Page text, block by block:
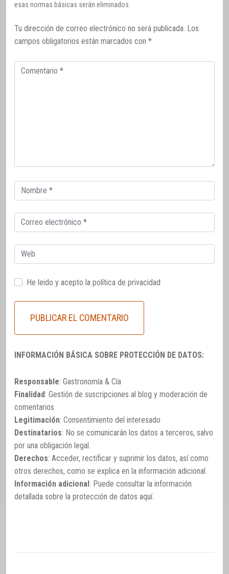
esas normas básicas serán eliminados.
Tu dirección de correo electrónico no será publicada. Los
campos obligatorios están marcados con *
Comentario
Correo
electrónico
Correo
electrónico
Web
He leido y acepto la política de privacidad
INFORMACIÓN BÁSICA SOBRE PROTECCIÓN DE DATOS:
Responsable: Gastronomía & Cía
Finalidad: Gestión de suscripciones al blog y moderación de
comentarios
Legitimación: Consentimiento del interesado
Destinatarios: No se comunicarán los datos a terceros, salvo
por una obligación legal.
Derechos: Acceder, rectificar y suprimir los datos, así como
otros derechos, como se explica en la información adicional.
Información adicional : Puede consultar la información
detallada sobre la protección de datos aquí.